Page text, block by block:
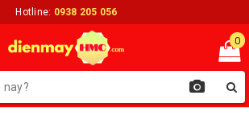
Hotline: 0938 205 056
0